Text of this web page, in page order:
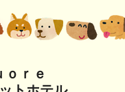
ｏｒｅ